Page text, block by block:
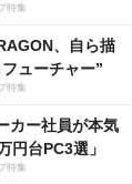
特集
、自ら描
ューチャー”
特集
カー社員が本気
円台PC3選」
特集